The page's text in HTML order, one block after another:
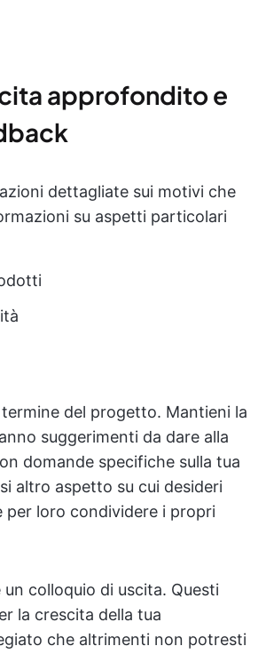
approfondito e
dettagliate sui motivi che
su aspetti particolari
del progetto. Mantieni la
suggerimenti da dare alla
domande specifiche sulla tua
altro aspetto su cui desideri
per loro condividere i propri
colloquio di uscita. Questi
la crescita della tua
che altrimenti non potresti